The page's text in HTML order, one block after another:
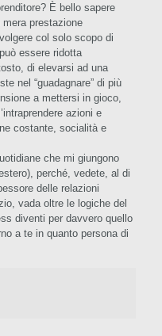
È bello sapere
prestazione
col solo scopo di
essere ridotta
di elevarsi ad una
nel “guadagnare” di più
a mettersi in gioco,
azioni e
costante, socialità e
che mi giungono
perché, vedete, al di
delle relazioni
vada oltre le logiche del
diventi per davvero quello
a te in quanto persona di